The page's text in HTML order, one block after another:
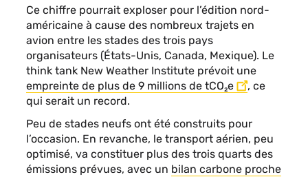
Ce chiffre pourrait exploser pour l’édition nord-
américaine à cause des nombreux trajets en
avion entre les stades des trois pays
organisateurs (États-Unis, Canada, Mexique). Le
think tank New Weather Institute prévoit une
empreinte de plus de 9 millions de tCO₂e
, ce
qui serait un record.
Peu de stades neufs ont été construits pour
l’occasion. En revanche, le transport aérien, peu
optimisé, va constituer plus des trois quarts des
émissions prévues, avec un bilan carbone proche